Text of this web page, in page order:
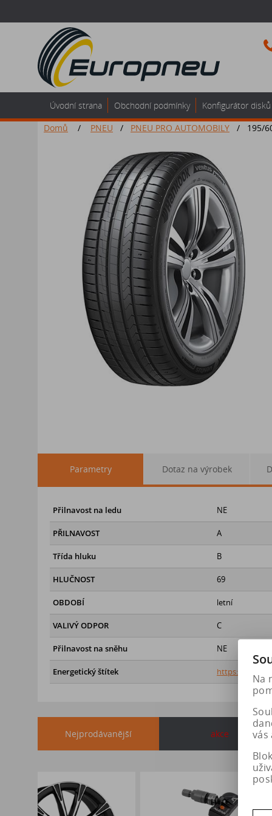
Úvodní strana Obchodní podmínky Konfigurátor disků
Domů
/ PNEU / PNEU PRO AUTOMOBILY / 195/
Parametry Dotaz na výrobek
Přilnavost na ledu NE
PŘILNAVOST A
Třída hluku B
HLUČNOST 69
OBDOBÍ letní
VALIVÝ ODPOR C
Přilnavost na sněhu NE
Energetický štítek https://
Nejprodávanější akce
Na
vás